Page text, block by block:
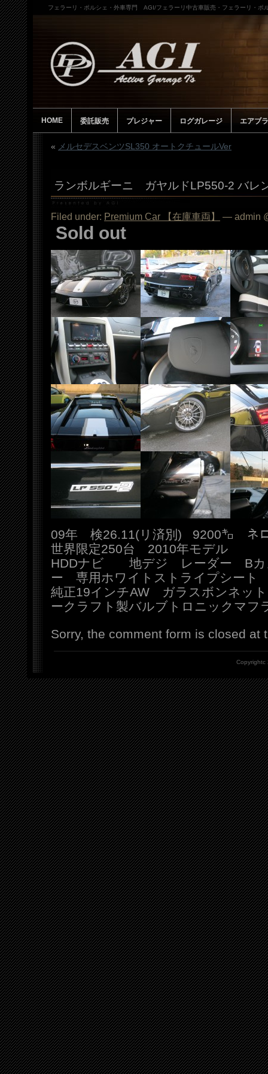
フェラーリ・ポルシェ・外車専門 AGI/フェラーリ中古車販売・フェラーリ・ポ
HOME 委託販売 プレジャー ログガレージ エアブ
« メルセデスベンツSL350 オートクチュールVer
ランボルギーニ ガヤルドLP550-2 バレ
Filed under: Premium Car 【在庫車両】 — admin
Sold out
09年 検26.11(リ済別) 9200㌔ ネ
世界限定250台 2010年モデル
HDDナビ 地デジ レーダー Bカ
ー 専用ホワイトストライプシー
純正19インチAW ガラスボンネッ
ークラフト製バルブトロニックマフ
Sorry, the comment form is closed at
Copyrightc